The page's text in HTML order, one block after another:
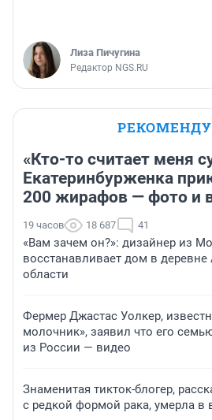
Лиза Пичугина
Редактор NGS.RU
«Кто-то считает меня
Екатеринбурженка
200 жирафов — фото и
19 часов 18 687 41
«Вам зачем он?»: дизайнер из
восстанавливает дом в деревне
области
Фермер Джастас Уолкер,
молочник», заявил что его
из России — видео
Знаменитая тикток-блогер,
с редкой формой рака, умерла в